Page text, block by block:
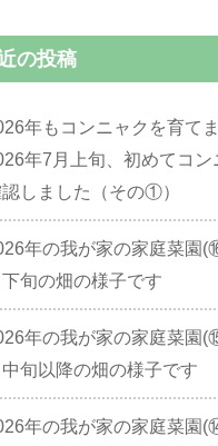
の投稿
年もコンニャクを育て
年7月上旬、初めてコン
しました（その①）
年の我が家の家庭菜園
下旬の畑の様子です
年の我が家の家庭菜園
中旬以降の畑の様子です
年の我が家の家庭菜園